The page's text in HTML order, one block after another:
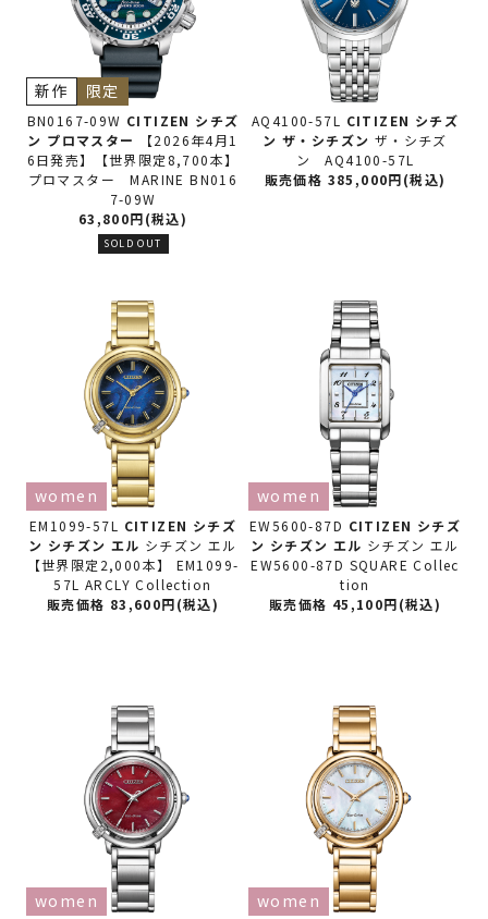
BN0167-09W CITIZEN シチズ
ン プロマスター
【2026年4月1
6日発売】【世界限定8,700本】
プロマスター MARINE BN016
7-09W
新作 限定
63,800円(税込)
SOLD OUT
AQ4100-57L
CITIZEN シチズ
ン ザ・シチズン ザ・シチズ
ン AQ4100-57L
販売価格 385,000円(税込)
EM1099-57L
CITIZEN シチズ
ン シチズン エル シチズン エル
【世界限定2,000本】 EM1099-
57L ARCLY Collection
women
販売価格 83,600円(税込)
EW5600-87D CITIZEN シチズ
ン シチズン エル シチズン エル
EW5600-87D SQUARE Collec
tion
women
販売価格 45,100円(税込)
women women